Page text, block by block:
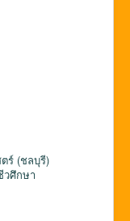
ร์ (ชลบุรี)
ศึกษา